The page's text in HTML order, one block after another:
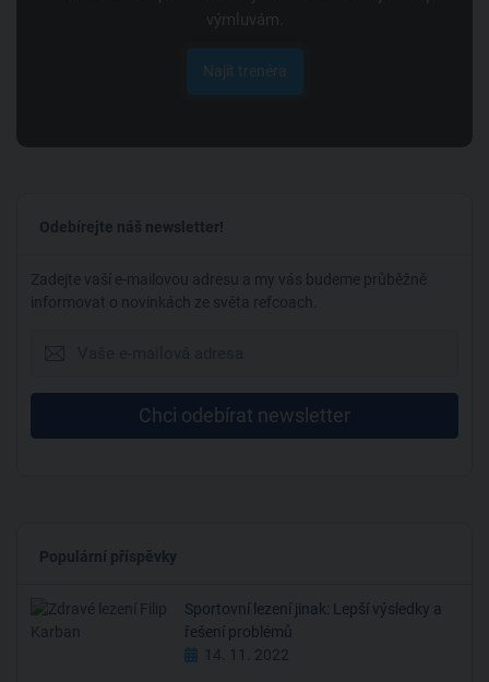
Najít trenéra
Odebírejte náš newsletter!
Zadejte vaší e-mailovou adresu a my vás budeme průběžně
informovat o novinkách ze světa refcoach.
Chci odebírat newsletter
Populární příspěvky
Sportovní lezení jinak: Lepší výsledky a
řešení problémů
14. 11. 2022